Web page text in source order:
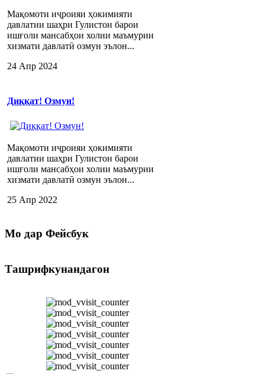
Мақомоти иҷроияи ҳокимияти
давлатии шаҳри Гулистон барои
ишғоли мансабҳои холии маъмурии
хизмати давлатӣ озмун эълон...
24 Апр 2024
Диққат! Озмун!
Мақомоти иҷроияи ҳокимияти
давлатии шаҳри Гулистон барои
ишғоли мансабҳои холии маъмурии
хизмати давлатӣ озмун эълон...
25 Апр 2022
Мо дар Фейсбук
Ташрифкунандагон